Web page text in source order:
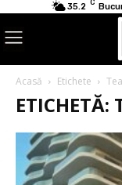
35.2 C
Acasă Etichete
ETICHETĂ: